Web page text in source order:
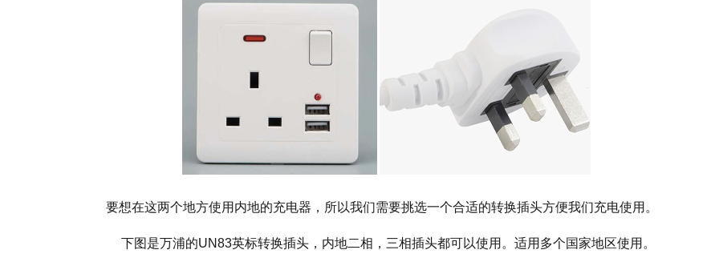
要想在这两个地方使用 内地的充电器， 所以我们需要挑选一个合适的转换插头方便我们充电使用。
下图是万浦的UN83英标转换插头，内地二相，三相插头都可以使用。适用多个国家地区使用。
邮箱：gzwp7@wonplug.cn
版权所有：广州万浦电器有限公司
备案号：粤ICP备16081324号-1